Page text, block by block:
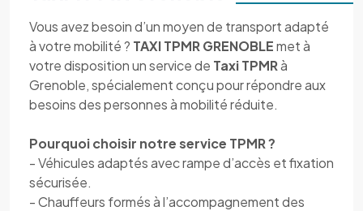
Vous avez besoin d’un moyen de transport adapté
à votre mobilité ? TAXI TPMR GRENOBLEmet à
votre disposition un service de Taxi TPMRà
Grenoble, spécialement conçu pour répondre aux
besoins des personnes à mobilité réduite.
Pourquoi choisir notre service TPMR ?
- Véhicules adaptés avec rampe d’accès et fixation
sécurisée.
- Chauffeurs formés à l’accompagnement des